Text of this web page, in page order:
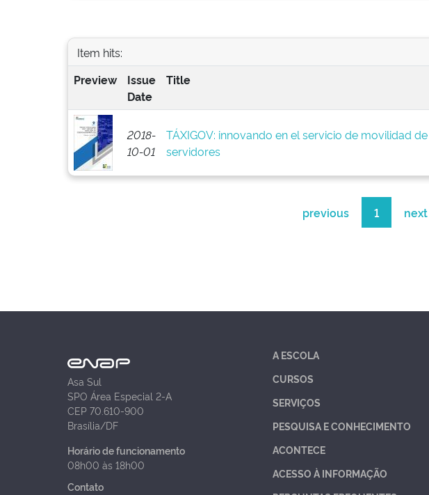
Item hits:
Preview
Issue
Date
Title
2018-
10-01
TÁXIGOV: innovando en el servicio de movilidad de
servidores
previous 1 next
Asa Sul
SPO Área Especial 2-A
CEP 70.610-900
Brasília/DF
Horário de funcionamento
08h00 às 18h00
Contato
A ESCOLA
CURSOS
SERVIÇOS
PESQUISA E CONHECIMENTO
ACONTECE
ACESSO À INFORMAÇÃO